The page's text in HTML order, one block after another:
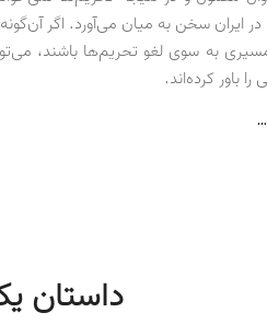
در ایران سخن به میان می‌آورد. اگر
مسیری به سوی لغو تحریم‌ها باشند،
را باور کرده‌اند.
داستان